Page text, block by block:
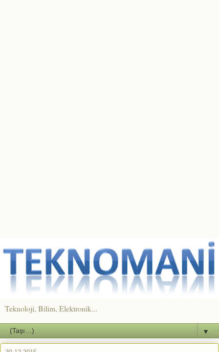
Teknoloji, Bilim, Elektronik...
▼